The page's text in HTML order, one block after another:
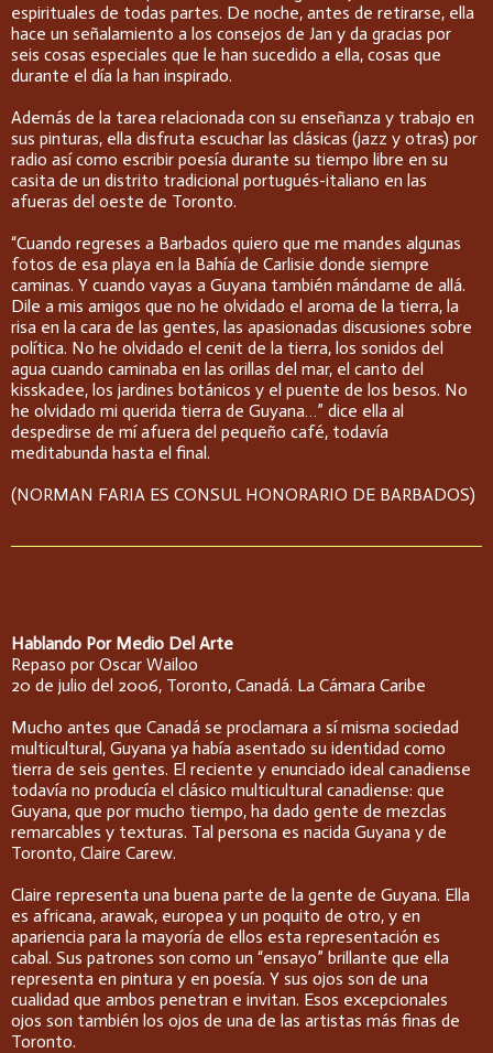
espirituales de todas partes. De noche, antes de retirarse, ella
hace un señalamiento a los consejos de Jan y da gracias por
seis cosas especiales que le han sucedido a ella, cosas que
durante el día la han inspirado.
Además de la tarea relacionada con su enseñanza y trabajo en
sus pinturas, ella disfruta escuchar las clásicas (jazz y otras) por
radio así como escribir poesía durante su tiempo libre en su
casita de un distrito tradicional portugués-italiano en las
afueras del oeste de Toronto.
“Cuando regreses a Barbados quiero que me mandes algunas
fotos de esa playa en la Bahía de Carlisie donde siempre
caminas. Y cuando vayas a Guyana también mándame de allá.
Dile a mis amigos que no he olvidado el aroma de la tierra, la
risa en la cara de las gentes, las apasionadas discusiones sobre
política. No he olvidado el cenit de la tierra, los sonidos del
agua cuando caminaba en las orillas del mar, el canto del
kisskadee, los jardines botánicos y el puente de los besos. No
he olvidado mi querida tierra de Guyana…” dice ella al
despedirse de mí afuera del pequeño café, todavía
meditabunda hasta el final.
(NORMAN FARIA ES CONSUL HONORARIO DE BARBADOS)
Hablando Por Medio Del Arte
Repaso por Oscar Wailoo
20 de julio del 2006, Toronto, Canadá. La Cámara Caribe
Mucho antes que Canadá se proclamara a sí misma sociedad
multicultural, Guyana ya había asentado su identidad como
tierra de seis gentes. El reciente y enunciado ideal canadiense
todavía no producía el clásico multicultural canadiense: que
Guyana, que por mucho tiempo, ha dado gente de mezclas
remarcables y texturas. Tal persona es nacida Guyana y de
Toronto, Claire Carew.
Claire representa una buena parte de la gente de Guyana. Ella
es africana, arawak, europea y un poquito de otro, y en
apariencia para la mayoría de ellos esta representación es
cabal. Sus patrones son como un “ensayo” brillante que ella
representa en pintura y en poesía. Y sus ojos son de una
cualidad que ambos penetran e invitan. Esos excepcionales
ojos son también los ojos de una de las artistas más finas de
Toronto.